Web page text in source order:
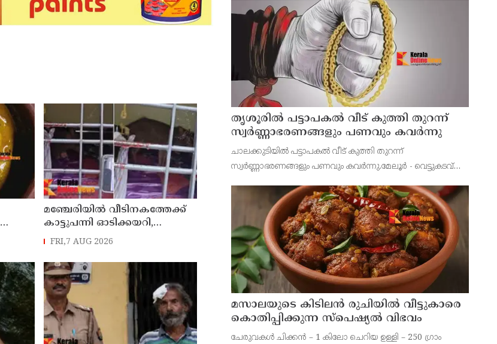
മഞ്ചേരിയിൽ വീടിനകത്തേക്ക്
കാട്ടുപന്നി ഓടിക്കയറി,
രണ്ടരവയസ്സുകാരി രക്ഷപ്പെട്ടത്
FRI,7 AUG 2026
തൃശൂരിൽ പട്ടാപകൽ വീട് കുത്തി തുറന്ന്
സ്വർണ്ണാഭരണങ്ങളും പണവും കവർന്നു
ചാലക്കുടിയിൽ പട്ടാപകൽ വീട് കുത്തി തുറന്ന്
സ്വർണ്ണാഭരണങ്ങളും പണവും കവർന്നു.മേലൂർ - വെട്ടുകടവ്
മസാലയുടെ കിടിലൻ രുചിയിൽ വീട്ടുകാരെ
കൊതിപ്പിക്കുന്ന സ്പെഷ്യൽ വിഭവം
ചേരുവകൾ ചിക്കൻ – 1 കിലോ ചെറിയ ഉള്ളി – 250 ഗ്രാം